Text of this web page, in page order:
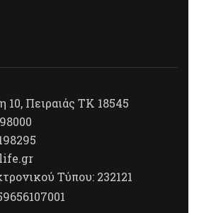
Πειραιάς ΤΚ 18545
Τύπου: 232121